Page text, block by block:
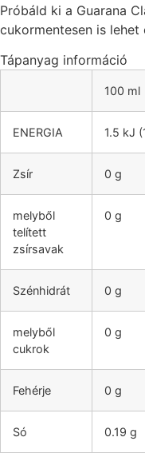
Próbáld ki a Guarana
cukormentesen is lehet
Tápanyag információ
100 ml
ENERGIA 1.5 kJ
Zsír 0 g
melyből
telített
zsírsavak
0 g
Szénhidrát 0 g
melyből
cukrok
0 g
Fehérje 0 g
Só 0.19 g